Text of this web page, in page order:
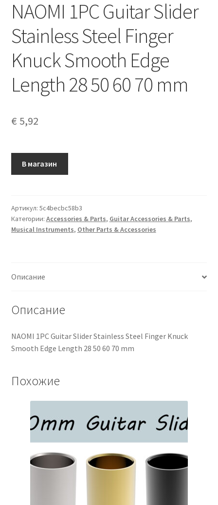
NAOMI 1PC Guitar Slider
Stainless Steel Finger
Knuck Smooth Edge
Length 28 50 60 70 mm
€ 5,92
В магазин
Артикул: 5c4becbc58b3
Категории: Accessories & Parts, Guitar Accessories & Parts,
Musical Instruments, Other Parts & Accessories
Описание
Описание
NAOMI 1PC Guitar Slider Stainless Steel Finger Knuck
Smooth Edge Length 28 50 60 70 mm
Похожие